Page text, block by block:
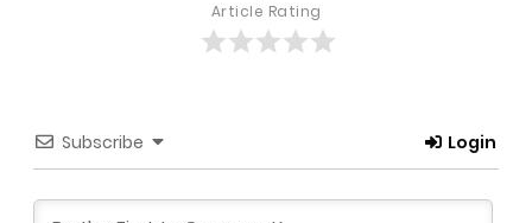
Article Rating
Subscribe Login